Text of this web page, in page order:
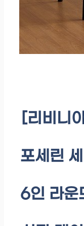
[리비니
포세린
6인 라운